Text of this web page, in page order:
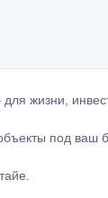
жизни,
под ваш